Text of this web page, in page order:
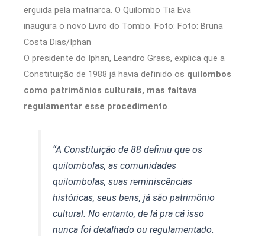
erguida pela matriarca. O Quilombo Tia Eva
inaugura o novo Livro do Tombo. Foto: Foto: Bruna
Costa Dias/Iphan
O presidente do Iphan, Leandro Grass, explica que a
Constituição de 1988 já havia definido os quilombos
como patrimônios culturais, mas faltava
regulamentar esse procedimento.
“A Constituição de 88 definiu que os
quilombolas, as comunidades
quilombolas, suas reminiscências
históricas, seus bens, já são patrimônio
cultural. No entanto, de lá pra cá isso
nunca foi detalhado ou regulamentado.